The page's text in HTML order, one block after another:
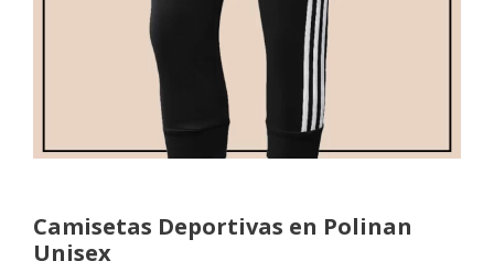
Camisetas Deportivas en Polinan
Unisex